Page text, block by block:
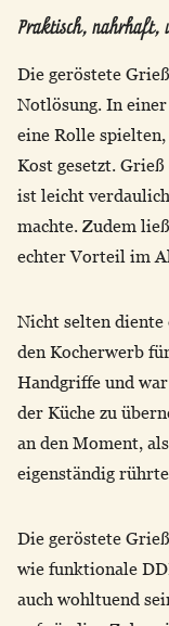
Praktisch, nahrhaft,
Die geröstete
Notlösung. In
eine Rolle spielten,
Kost gesetzt.
ist leicht
machte. Zudem
echter Vorteil im
Nicht selten diente
den Kocherwerb
Handgriffe und
der Küche zu
an den Moment,
eigenständig
Die geröstete
wie funktionale
auch wohltuend